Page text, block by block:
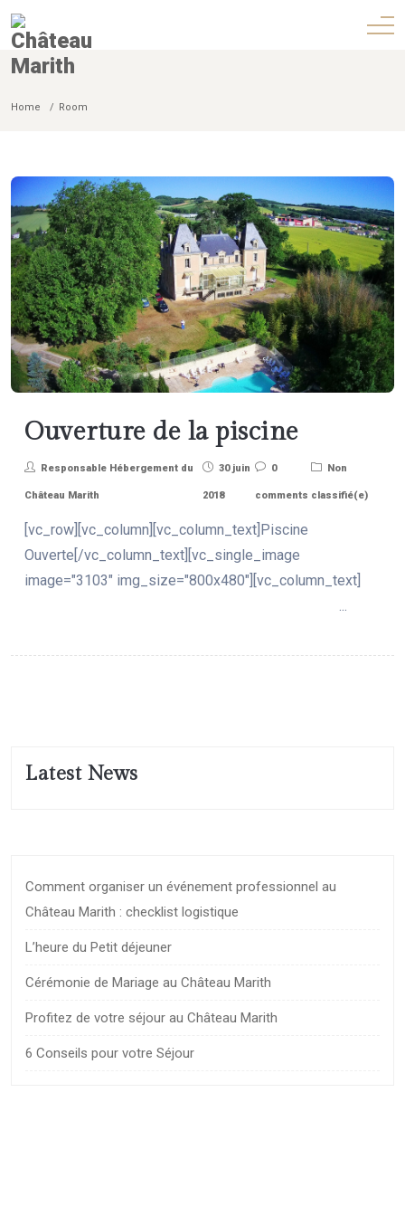
Home Room
Ouverture de la piscine
Responsable Hébergement du
Château Marith
30 juin
2018
0
comments
Non
classifié(e)
[vc_row][vc_column][vc_column_text]Piscine
Ouverte[/vc_column_text][vc_single_image
image="3103" img_size="800x480"][vc_column_text]
Latest News
Comment organiser un événement professionnel au
Château Marith : checklist logistique
L’heure du Petit déjeuner
Cérémonie de Mariage au Château Marith
Profitez de votre séjour au Château Marith
6 Conseils pour votre Séjour